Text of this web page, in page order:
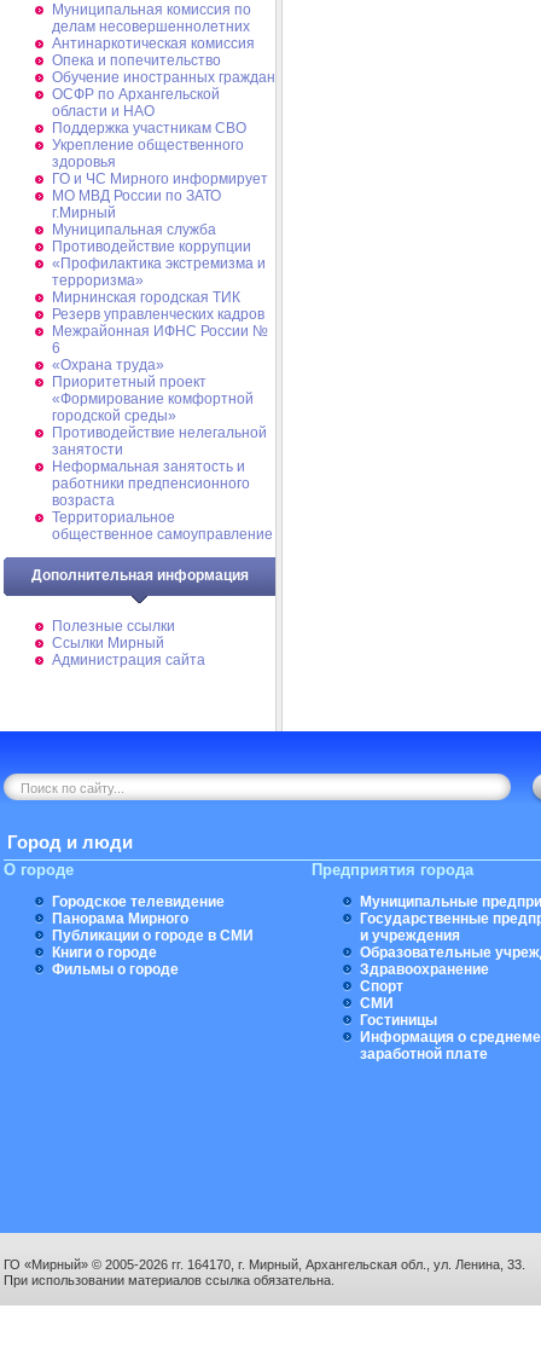
Муниципальная комиссия по
делам несовершеннолетних
Антинаркотическая комиссия
Опека и попечительство
Обучение иностранных граждан
ОСФР по Архангельской
области и НАО
Поддержка участникам СВО
Укрепление общественного
здоровья
ГО и ЧС Мирного информирует
МО МВД России по ЗАТО
г.Мирный
Муниципальная cлужба
Противодействие коррупции
«Профилактика экстремизма и
терроризма»
Мирнинская городская ТИК
Резерв управленческих кадров
Межрайонная ИФНС России №
6
«Охрана труда»
Приоритетный проект
«Формирование комфортной
городской среды»
Противодействие нелегальной
занятости
Неформальная занятость и
работники предпенсионного
возраста
Территориальное
общественное самоуправление
Дополнительная информация
Полезные ссылки
Ссылки Мирный
Администрация сайта
Город и люди
О городе
Городское телевидение
Панорама Мирного
Публикации о городе в СМИ
Книги о городе
Фильмы о городе
Предприятия города
Муниципальные
Государственные
и учреждения
Образовательные
Здравоохранение
Спорт
СМИ
Гостиницы
Информация о
заработной плате
ГО «Мирный» © 2005-2026 гг. 164170, г. Мирный, Архангельская обл., ул. Ленина, 33.
При использовании материалов ссылка обязательна.